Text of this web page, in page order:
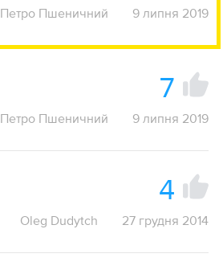
Петро Пшеничний 9 липня 2019
7
Петро Пшеничний 9 липня 2019
4
Oleg Dudytch 27 грудня 2014